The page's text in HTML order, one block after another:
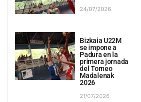
24/07/2026
Bizkaia U22M
se impone a
Padura en la
primera jornada
del Torneo
Madalenak
2026
21/07/2026